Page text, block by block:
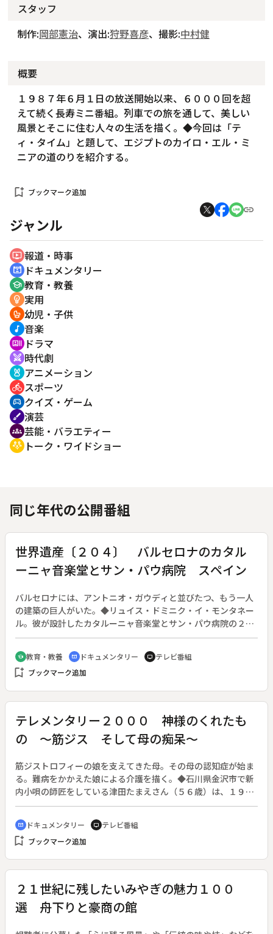
スタッフ
制作:岡部憲治、演出:狩野喜彦、撮影:中村健
概要
１９８７年６月１日の放送開始以来、６０００回を超
えて続く長寿ミニ番組。列車での旅を通して、美しい
風景とそこに住む人々の生活を描く。◆今回は「テ
ィ・タイム」と題して、エジプトのカイロ・エル・ミ
ニアの道のりを紹介する。
bookmark_add ブックマーク追加
ジャンル
ondemand_video 報道・時事
cinematic_blur ドキュメンタリー
school 教育・教養
emoji_objects 実用
crib 幼児・子供
music_note 音楽
recent_actors ドラマ
swords 時代劇
cruelty_free アニメーション
directions_bike スポーツ
sports_esports クイズ・ゲーム
brush 演芸
groups 芸能・バラエティー
adaptive_audio_mic トーク・ワイドショー
同じ年代の公開番組
世界遺産〔２０４〕 バルセロナのカタル
ーニャ音楽堂とサン・パウ病院 スペイン
バルセロナには、アントニオ・ガウディと並びたつ、もう一人
の建築の巨人がいた。◆リュイス・ドミニク・イ・モンタネー
ル。彼が設計したカタルーニャ音楽堂とサン・パウ病院の２つ
の作品は、ガウディのサグラダ・ファミリア教会と共に、スペ
インを代表する建築物である。◆広い敷地に街のように、多く
の建物を配置したサン・パウ病院。そして最高傑作、カタルー
ニャ音楽堂は、壁一面をステンドグラスで埋め尽くし、絶妙の
ダ・ファミリア教会、サン・パウ病院、カタルーニャ音楽堂、
ペレ・マタ精神病院
school 教育・教養 cinematic_blur ドキュメンタリー tv テレビ番組
bookmark_add ブックマーク追加
テレメンタリー２０００ 神様のくれたも
の ～筋ジス そして母の痴呆～
筋ジストロフィーの娘を支えてきた母。その母の認知症が始ま
る。難病をかかえた娘による介護を描く。◆石川県金沢市で新
内小唄の師匠をしている津田たまえさん（５６歳）は、１９歳
の時に進行性筋ジストロフィーを発病し、歩くことも立つこと
もできない。病気によって人生を大きく変えられた津田さんを
支えてきた８２歳の母・久子さんが心筋梗塞で倒れ、これを境
に認知症の症状が出始めた。娘が生計を支え、母が家を守ると
の生活の末に津田さんが選んだ選択を中心に、介護社会到来の
現代を生きるひとつの人間像を考える。
cinematic_blur ドキュメンタリー tv テレビ番組
bookmark_add ブックマーク追加
２１世紀に残したいみやぎの魅力１００
選 舟下りと豪商の館